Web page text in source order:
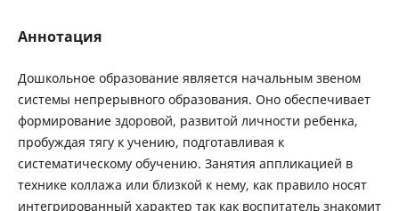
Аннотация
Дошкольное образование является начальным звеном
системы непрерывного образования. Оно обеспечивает
формирование здоровой, развитой личности ребенка,
пробуждая тягу к учению, подготавливая к
систематическому обучению. Занятия аппликацией в
технике коллажа или близкой к нему, как правило носят
интегрированный ҳарактер так как воспитатель знакомит